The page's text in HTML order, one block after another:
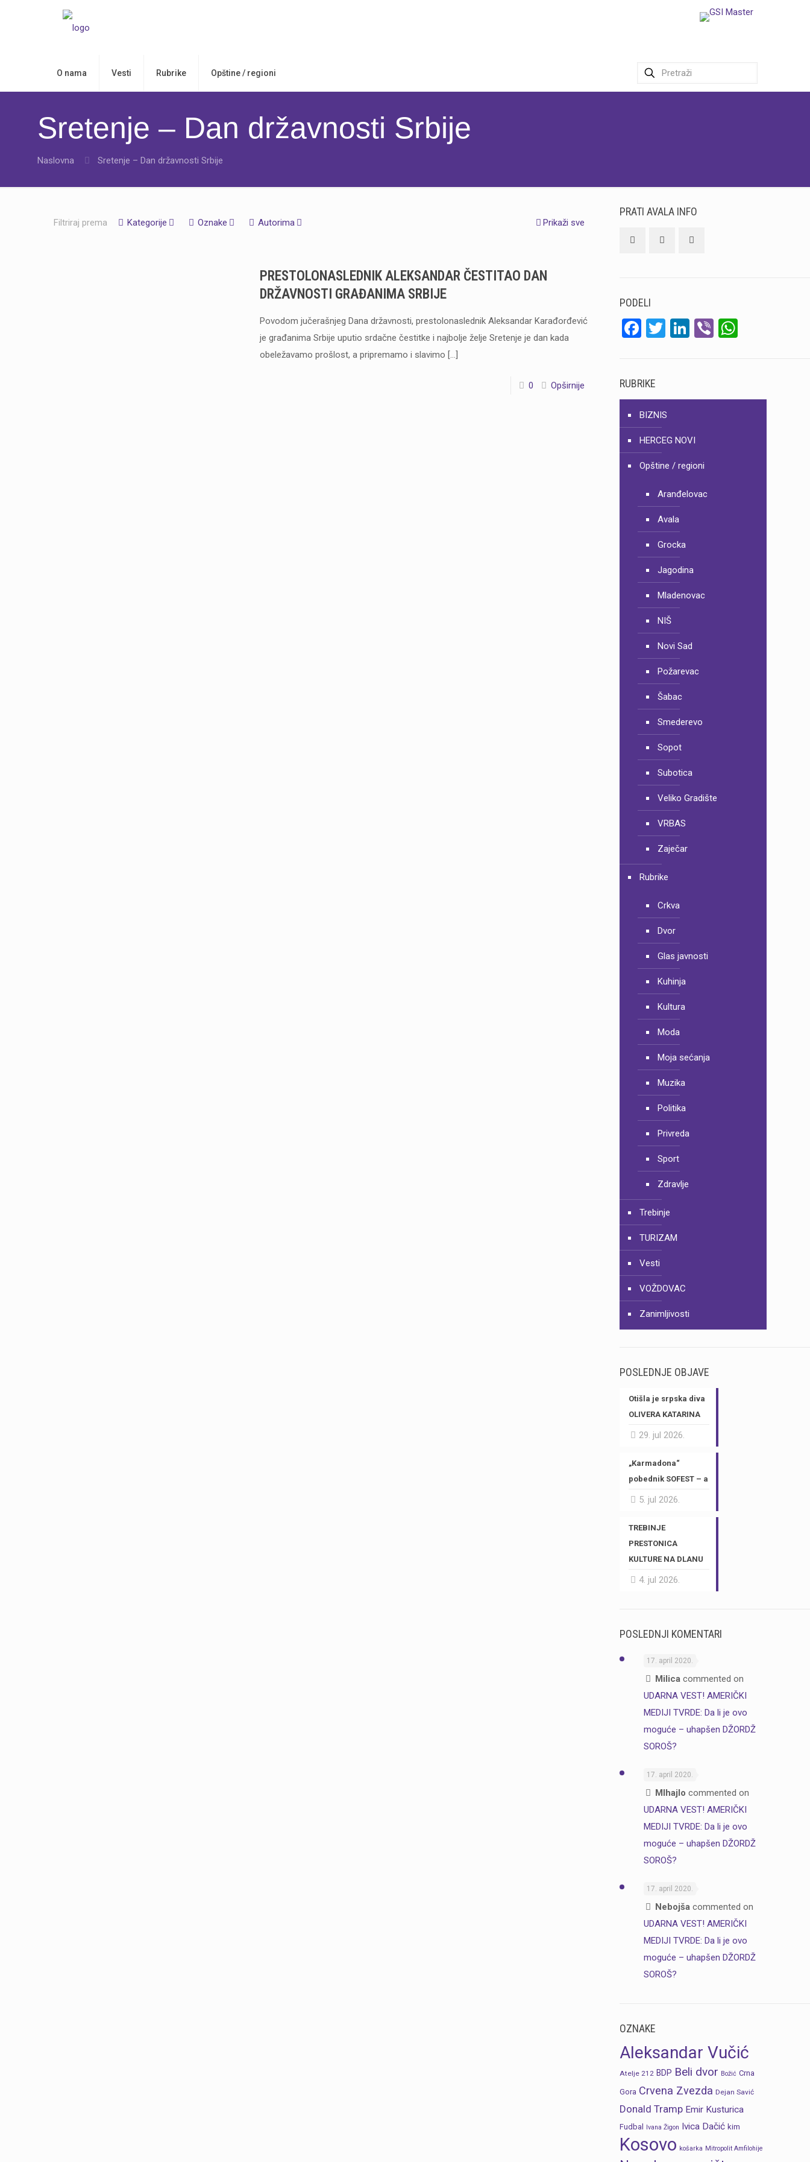
O nama Vesti Rubrike Opštine / regioni
Sretenje – Dan državnosti Srbije
Naslovna Sretenje – Dan državnosti Srbije
Filtriraj prema Kategorije Oznake Autorima Prikaži sve
PRESTOLONASLEDNIK ALEKSANDAR ČESTITAO DAN
DRŽAVNOSTI GRAĐANIMA SRBIJE
Povodom jučerašnjeg Dana državnosti, prestolonaslednik Aleksandar Karađorđević
je građanima Srbije uputio srdačne čestitke i najbolje želje Sretenje je dan kada
obeležavamo prošlost, a pripremamo i slavimo […]
0 Opširnije
PRATI AVALA INFO
PODELI
Facebook
Twitter
LinkedIn
Viber
RUBRIKE
BIZNIS
HERCEG NOVI
Opštine / regioni
Aranđelovac
Avala
Grocka
Jagodina
Mladenovac
NIŠ
Novi Sad
Požarevac
Šabac
Smederevo
Sopot
Subotica
Veliko Gradište
VRBAS
Zaječar
Rubrike
Crkva
Dvor
Glas javnosti
Kuhinja
Kultura
Moda
Moja sećanja
Muzika
Politika
Privreda
Sport
Zdravlje
Trebinje
TURIZAM
Vesti
VOŽDOVAC
Zanimljivosti
POSLEDNJE OBJAVE
Otišla je srpska diva
OLIVERA KATARINA
29. jul 2026.
„Karmadona“
pobednik SOFEST – a
5. jul 2026.
TREBINJE
PRESTONICA
KULTURE NA DLANU
4. jul 2026.
POSLEDNJI KOMENTARI
17. april 2020.
Milicacommented on
UDARNA VEST! AMERIČKI
MEDIJI TVRDE: Da li je ovo
moguće – uhapšen DŽORDŽ
SOROŠ?
17. april 2020.
MIhajlo commented on
UDARNA VEST! AMERIČKI
MEDIJI TVRDE: Da li je ovo
moguće – uhapšen DŽORDŽ
SOROŠ?
17. april 2020.
Nebojšacommented on
UDARNA VEST! AMERIČKI
MEDIJI TVRDE: Da li je ovo
moguće – uhapšen DŽORDŽ
SOROŠ?
OZNAKE
Aleksandar Vučić
Atelje 212 BDP Beli dvor Božić Crna
Gora Crvena Zvezda Dejan Savić
Donald Tramp Emir Kusturica
Fudbal Ivana Žigon Ivica Dačić kim
Kosovo košarka Mitropolit Amfilohije